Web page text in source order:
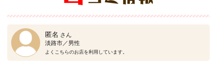
匿名 さん
淡路市／男性
よくこちらのお店を利用しています。